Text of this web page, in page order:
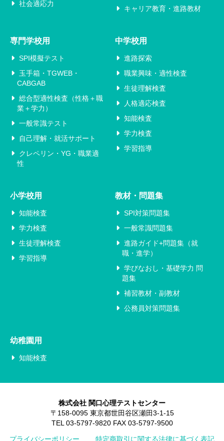
社会適応力
キャリア教育・進路教材
専門学校用
SPI模擬テスト
玉手箱・TGWEB・
CABGAB
総合型適性検査（性格＋職
業＋学力）
一般常識テスト
自己理解・就活サポート
クレペリン・YG・職業適
性
中学校用
進路探索
職業興味・適性検査
生徒理解検査
人格適応検査
知能検査
学力検査
学習指導
小学校用
知能検査
学力検査
生徒理解検査
学習指導
教材・問題集
SPI対策問題集
一般常識問題集
進路ガイド+問題集（就
職・進学）
学びなおし・基礎学力 問
題集
補習教材・副教材
公務員対策問題集
幼稚園用
知能検査
株式会社 関口心理テストセンター
〒158-0095 東京都世田谷区瀬田3-1-15
TEL 03-5797-9820 FAX 03-5797-9500
プライバシーポリシー
特定商取引に関する法律に基づく表記